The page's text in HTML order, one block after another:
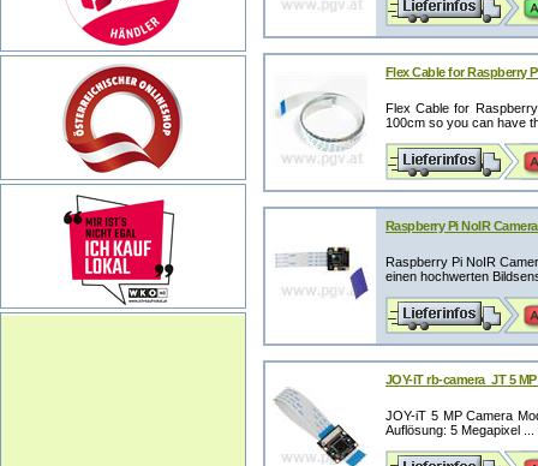
Flex Cable for Raspberry
Flex Cable for
100cm so you can have
Raspberry Pi NoIR
Raspberry Pi NoIR
einen hochwerten
JOY-iT rb-camera_JT 5
JOY-iT 5 MP Camera
Auflösung: 5 Megapixel ...